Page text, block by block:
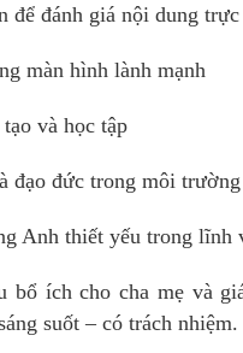
để đánh giá nội dung
màn hình lành mạnh
và học tập
đạo đức trong môi
Anh thiết yếu trong lĩnh
bổ ích cho cha mẹ và
suốt – có trách nhiệm.